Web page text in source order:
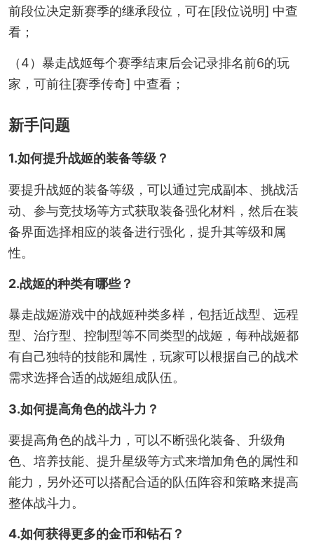
前段位决定新赛季的继承段位，可在[段位说明] 中查
看；
（4）暴走战姬每个赛季结束后会记录排名前6的玩
家，可前往[赛季传奇] 中查看；
新手问题
1.如何提升战姬的装备等级？
要提升战姬的装备等级，可以通过完成副本、挑战活
动、参与竞技场等方式获取装备强化材料，然后在装
备界面选择相应的装备进行强化，提升其等级和属
性。
2.战姬的种类有哪些？
暴走战姬游戏中的战姬种类多样，包括近战型、远程
型、治疗型、控制型等不同类型的战姬，每种战姬都
有自己独特的技能和属性，玩家可以根据自己的战术
需求选择合适的战姬组成队伍。
3.如何提高角色的战斗力？
要提高角色的战斗力，可以不断强化装备、升级角
色、培养技能、提升星级等方式来增加角色的属性和
能力，另外还可以搭配合适的队伍阵容和策略来提高
整体战斗力。
4.如何获得更多的金币和钻石？